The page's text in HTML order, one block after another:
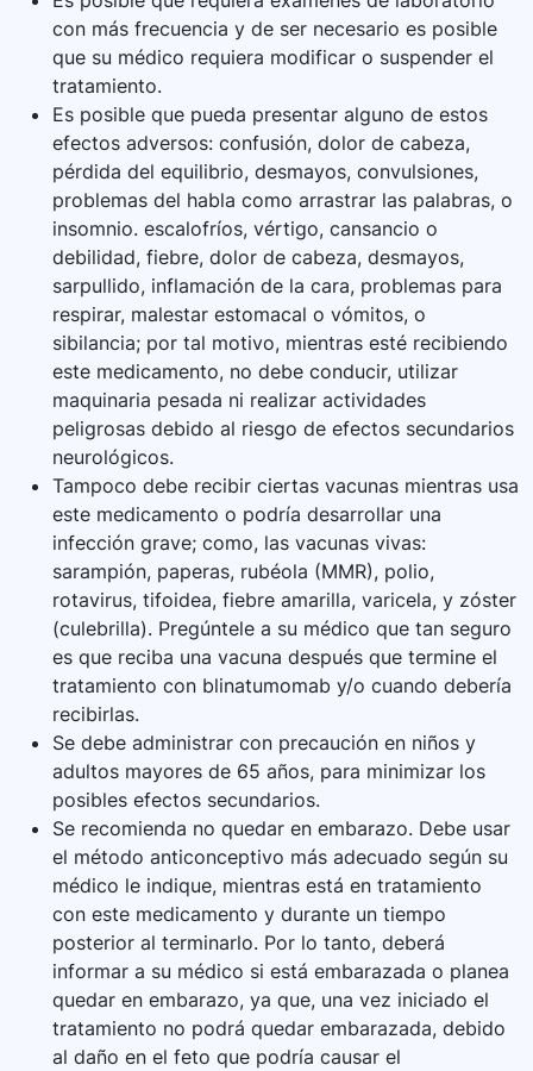
con más frecuencia y de ser necesario es posible
que su médico requiera modificar o suspender el
tratamiento.
Es posible que pueda presentar alguno de estos
efectos adversos: confusión, dolor de cabeza,
pérdida del equilibrio, desmayos, convulsiones,
problemas del habla como arrastrar las palabras, o
insomnio. escalofríos, vértigo, cansancio o
debilidad, fiebre, dolor de cabeza, desmayos,
sarpullido, inflamación de la cara, problemas para
respirar, malestar estomacal o vómitos, o
sibilancia; por tal motivo, mientras esté recibiendo
este medicamento, no debe conducir, utilizar
maquinaria pesada ni realizar actividades
peligrosas debido al riesgo de efectos secundarios
neurológicos.
Tampoco debe recibir ciertas vacunas mientras usa
este medicamento o podría desarrollar una
infección grave; como, las vacunas vivas:
sarampión, paperas, rubéola (MMR), polio,
rotavirus, tifoidea, fiebre amarilla, varicela, y zóster
(culebrilla). Pregúntele a su médico que tan seguro
es que reciba una vacuna después que termine el
tratamiento con blinatumomab y/o cuando debería
recibirlas.
Se debe administrar con precaución en niños y
adultos mayores de 65 años, para minimizar los
posibles efectos secundarios.
Se recomienda no quedar en embarazo. Debe usar
el método anticonceptivo más adecuado según su
médico le indique, mientras está en tratamiento
con este medicamento y durante un tiempo
posterior al terminarlo. Por lo tanto, deberá
informar a su médico si está embarazada o planea
quedar en embarazo, ya que, una vez iniciado el
tratamiento no podrá quedar embarazada, debido
al daño en el feto que podría causar el